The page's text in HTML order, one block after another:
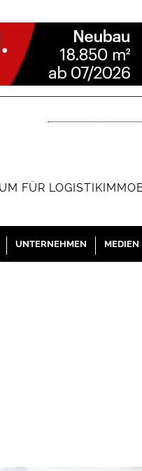
FÜR
UNTERNEHMEN MEDIEN